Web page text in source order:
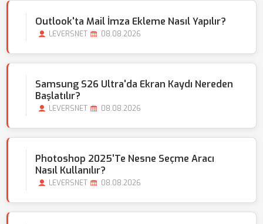
Outlook'ta Mail İmza Ekleme Nasıl Yapılır?
LEVERSNET 08.08.2026
Samsung S26 Ultra'da Ekran Kaydı Nereden
Başlatılır?
LEVERSNET 08.08.2026
Photoshop 2025'te Nesne Seçme Aracı
Nasıl Kullanılır?
LEVERSNET 08.08.2026